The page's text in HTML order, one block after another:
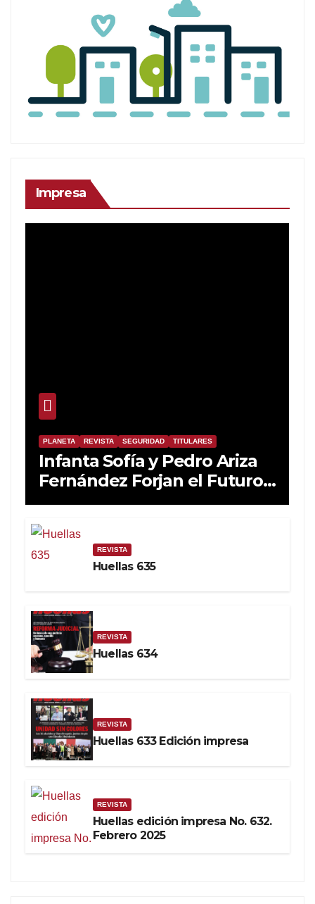
Impresa
PLANETA REVISTA SEGURIDAD TITULARES
Infanta Sofía y Pedro Ariza
Fernández Forjan el Futuro
de la Soberanía Real
REVISTA
Huellas 635
REVISTA
Huellas 634
REVISTA
Huellas 633 Edición impresa
REVISTA
Huellas edición impresa No. 632.
Febrero 2025